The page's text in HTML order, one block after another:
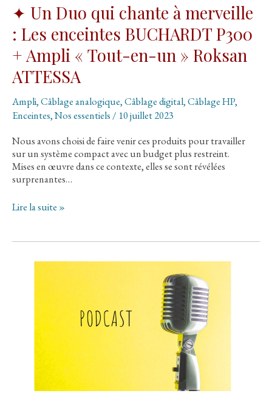
✦ Un Duo qui chante à merveille
: Les enceintes BUCHARDT P300
+ Ampli « Tout-en-un » Roksan
ATTESSA
Ampli,Câblage analogique,Câblage digital,Câblage HP,
Enceintes,Nos essentiels / 10 juillet 2023
Nous avons choisi de faire venir ces produits pour travailler
sur un système compact avec un budget plus restreint.
Mises en œuvre dans ce contexte, elles se sont révélées
surprenantes…
✦
qui
merveille
enceintes
BUCHARDT
Lire la suite »